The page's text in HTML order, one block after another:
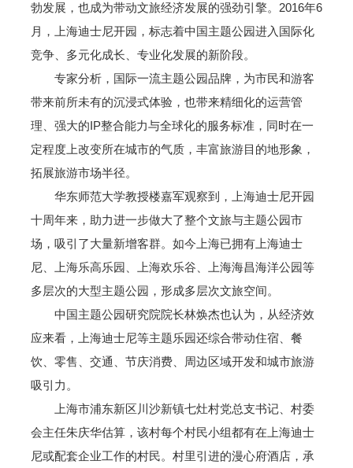
勃发展，也成为带动文旅经济发展的强劲引擎。2016年6
月，上海迪士尼开园，标志着中国主题公园进入国际化
竞争、多元化成长、专业化发展的新阶段。
专家分析，国际一流主题公园品牌，为市民和游客
带来前所未有的沉浸式体验，也带来精细化的运营管
理、强大的IP整合能力与全球化的服务标准，同时在一
定程度上改变所在城市的气质，丰富旅游目的地形象，
拓展旅游市场半径。
华东师范大学教授楼嘉军观察到，上海迪士尼开园
十周年来，助力进一步做大了整个文旅与主题公园市
场，吸引了大量新增客群。如今上海已拥有上海迪士
尼、上海乐高乐园、上海欢乐谷、上海海昌海洋公园等
多层次的大型主题公园，形成多层次文旅空间。
中国主题公园研究院院长林焕杰也认为，从经济效
应来看，上海迪士尼等主题乐园还综合带动住宿、餐
饮、零售、交通、节庆消费、周边区域开发和城市旅游
吸引力。
上海市浦东新区川沙新镇七灶村党总支书记、村委
会主任朱庆华估算，该村每个村民小组都有在上海迪士
尼或配套企业工作的村民。村里引进的漫心府酒店，承